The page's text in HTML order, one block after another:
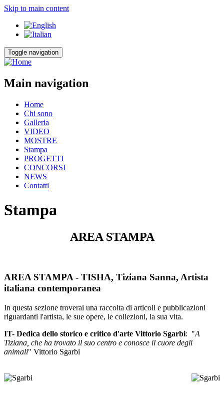
Skip to main content
Toggle navigation
Main navigation
Home
Chi sono
Galleria
VIDEO
MOSTRE
Stampa
PROGETTI
CONCORSI
NEWS
Contatti
Stampa
AREA STAMPA
AREA STAMPA - TISHA, Tiziana Sanna, Artista
italiana contemporanea
In questa sezione troverai una raccolta di articoli e pubblicazioni
riguardanti l'artista, le sue opere, le collezioni, la sua vita.
IT- Dedica dello storico e critico d'arte Vittorio Sgarbi: "A
Tiziana, che ha trovato il suo centro e conosce il cuore degli
animali" Vittorio Sgarbi